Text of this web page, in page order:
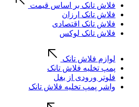
فلاش تانک بر اساس قیمت
فلاش تانک ارزان
فلاش تانک اقتصادی
فلاش تانک لوکس
لوازم فلاش تانک
پمپ تخلیه فلاش تانک
فلوتر ورودی از بغل
واشر پمپ تخلیه فلاش تانک